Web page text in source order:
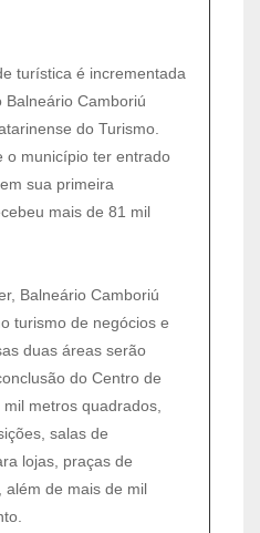
turística é incrementada
Camboriú
do Turismo.
o município ter entrado
sua primeira
mais de 81 mil
Balneário Camboriú
turismo de negócios e
duas áreas serão
do Centro de
metros quadrados,
salas de
lojas, praças de
além de mais de mil